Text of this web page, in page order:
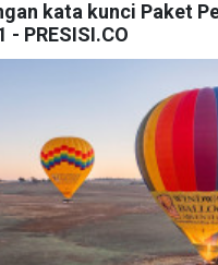
kata kunci Paket
- PRESISI.CO